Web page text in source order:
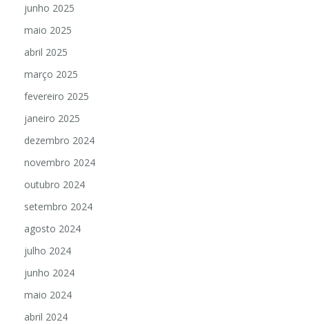
junho 2025
maio 2025
abril 2025
março 2025
fevereiro 2025
janeiro 2025
dezembro 2024
novembro 2024
outubro 2024
setembro 2024
agosto 2024
julho 2024
junho 2024
maio 2024
abril 2024